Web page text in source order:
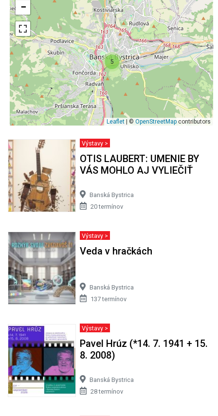
5
−
Leaflet | © OpenStreetMap contributors
Výstavy >
OTIS LAUBERT: UMENIE BY
VÁS MOHLO AJ VYLIEČIŤ
Banská Bystrica
20 termínov
Výstavy >
Veda v hračkách
Banská Bystrica
137 termínov
Výstavy >
Pavel Hrúz (*14. 7. 1941 + 15.
8. 2008)
Banská Bystrica
28 termínov